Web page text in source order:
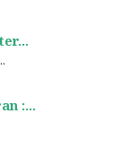
:...